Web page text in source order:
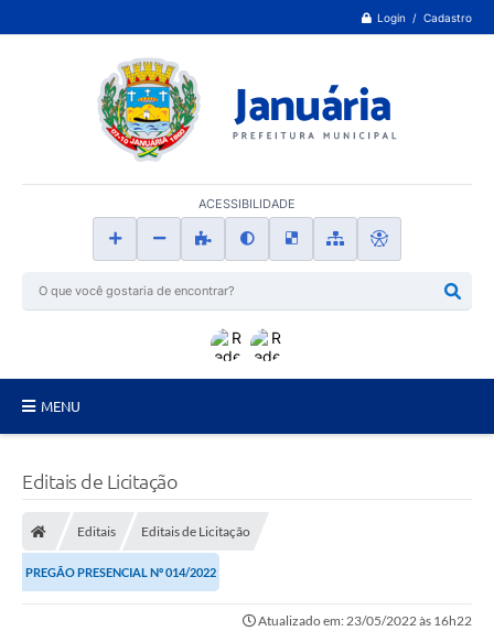
Login / Cadastro
ACESSIBILIDADE
MENU
Secretarias
Editais de Licitação
Editais Editais de Licitação
PREGÃO PRESENCIAL Nº 014/2022
Atualizado em: 23/05/2022 às 16h22